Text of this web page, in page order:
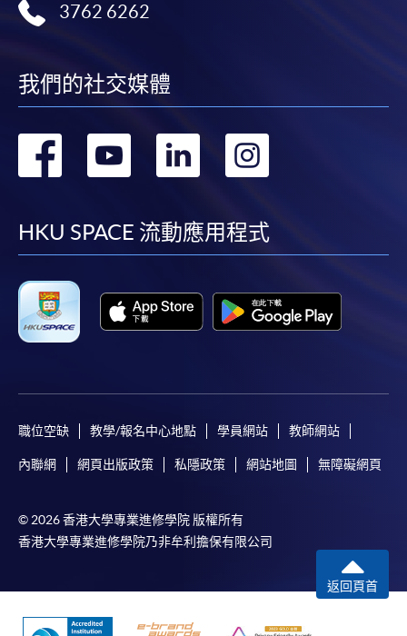
3762 6262
我們的社交媒體
轉
facebook
轉
youtube
轉
linkedin
轉
HKU SPACE 流動應用程式
職位空缺 教學/報名中心地點 學員網站 教師網站
內聯網 網頁出版政策 私隱政策 網站地圖 無障礙網頁
© 2026 香港大學專業進修學院 版權所有
香港大學專業進修學院乃非牟利擔保有限公司
返回頁首